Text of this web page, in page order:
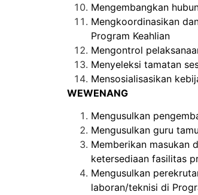
Mengembangkan
Mengkoordinasikan
Program Keahlian
Mengontrol
Menyeleksi tamatan
Mensosialisasikan
WEWENANG
Mengusulkan
Mengusulkan guru tamu
Memberikan masukan
ketersediaan fasilitas
Mengusulkan
laboran/teknisi di